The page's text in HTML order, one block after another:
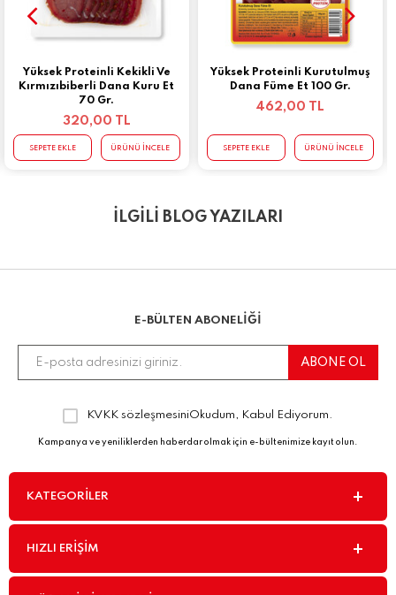
Yüksek Proteinli Kekikli Ve
Kırmızıbiberli Dana Kuru Et
70 Gr.
320,00 TL
SEPETE EKLE ÜRÜNÜ İNCELE
Yüksek Proteinli Kurutulmuş
Dana Füme Et 100 Gr.
462,00 TL
SEPETE EKLE ÜRÜNÜ İNCELE
İLGİLİ BLOG YAZILARI
E-BÜLTEN ABONELİĞİ
KVKK sözleşmesiniOkudum, Kabul Ediyorum.
Kampanya ve yeniliklerden haberdar olmak için e-bültenimize kayıt olun.
KATEGORILER
HIZLI ERIŞIM